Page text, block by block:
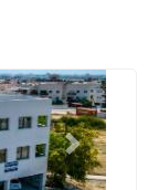
Επόμενο